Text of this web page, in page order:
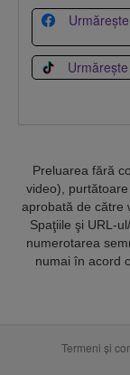
Urmărește
Urmărește
Preluarea fără
video),
aprobată de către
Spaţiile şi URL-
numerotarea
numai în acord
Termeni și